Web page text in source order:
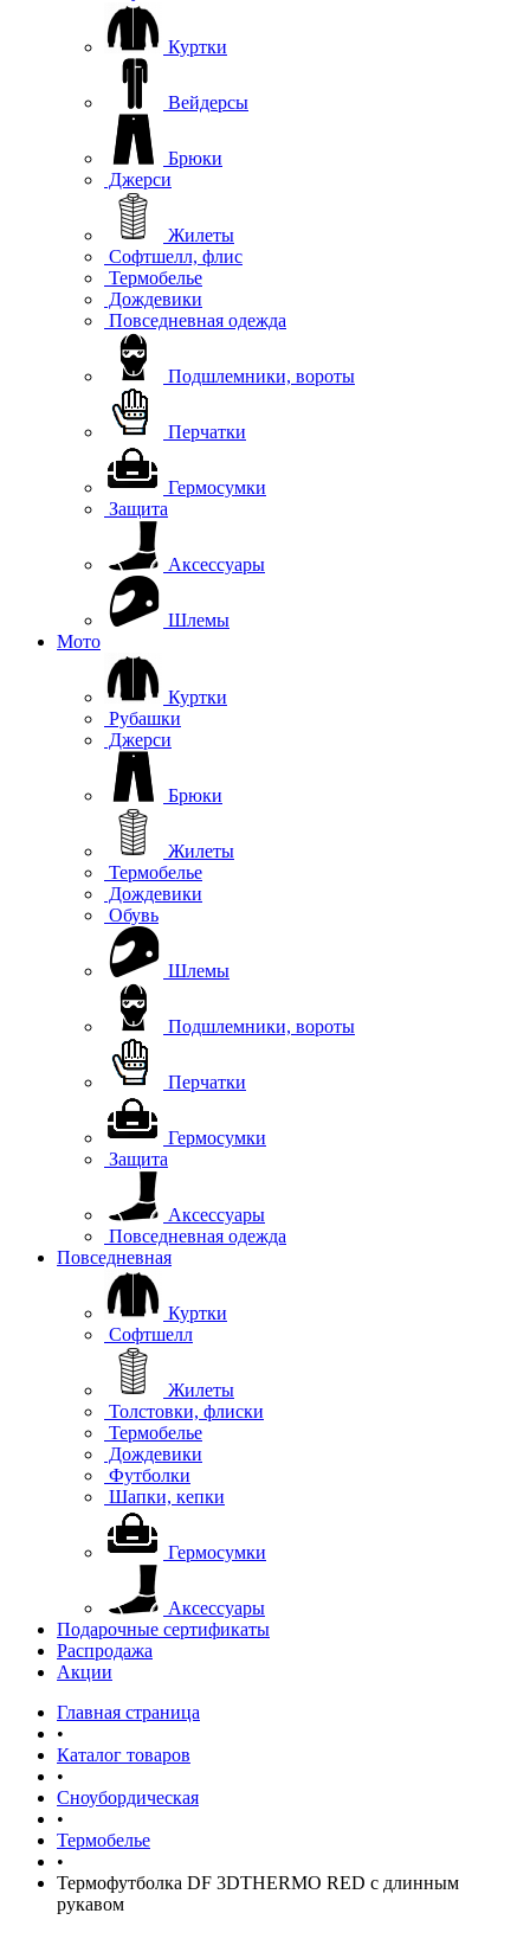
Куртки
Вейдерсы
Брюки
Джерси
Жилеты
Софтшелл, флис
Термобелье
Дождевики
Повседневная одежда
Подшлемники, вороты
Перчатки
Гермосумки
Защита
Аксессуары
Шлемы
Мото
Куртки
Рубашки
Джерси
Брюки
Жилеты
Термобелье
Дождевики
Обувь
Шлемы
Подшлемники, вороты
Перчатки
Гермосумки
Защита
Аксессуары
Повседневная одежда
Повседневная
Куртки
Софтшелл
Жилеты
Толстовки, флиски
Термобелье
Дождевики
Футболки
Шапки, кепки
Гермосумки
Аксессуары
Подарочные сертификаты
Распродажа
Акции
Главная страница
•
Каталог товаров
•
Сноубордическая
•
Термобелье
•
Термофутболка DF 3DTHERMO RED с длинным
рукавом